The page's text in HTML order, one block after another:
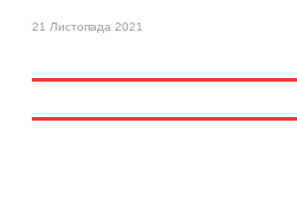
21 Листопада 2021